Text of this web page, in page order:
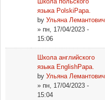
языка PolskiPapa.
by Ульяна Лемантович
» пн, 17/04/2023 -
15:06
Школа английского
языка EnglishPapa.
by Ульяна Лемантович
» пн, 17/04/2023 -
15:04